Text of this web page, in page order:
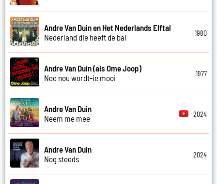
Andre Van Duin en Het Nederlands Elftal
Nederland die heeft de bal
1980
Andre Van Duin (als Ome Joop)
Nee nou wordt-ie mooi
1977
Andre Van Duin
Neem me mee
2024
Andre Van Duin
Nog steeds
2024